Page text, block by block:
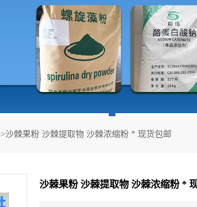
>沙棘果粉 沙棘提取物 沙棘浓缩粉 * 现货包邮
沙棘果粉 沙棘提取物 沙棘浓缩粉 *